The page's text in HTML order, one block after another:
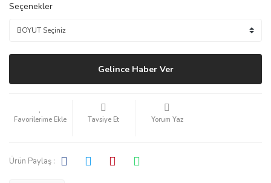
Seçenekler
Gelince Haber Ver
Tavsiye Et Yorum Yaz
Ürün Paylaş :